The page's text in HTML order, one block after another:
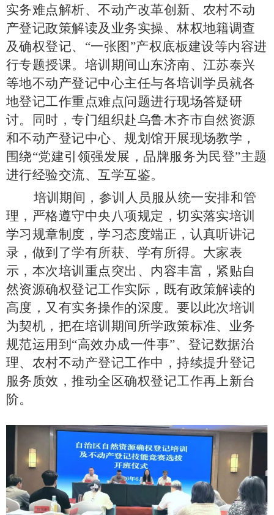
实务难点解析、不动产改革创新、农村不动
产登记政策解读及业务实操、林权地籍调查
及确权登记、 “一张图”产权底板建设等内容进
行专题授课。培训期间山东济南、江苏泰兴
等地不动产登记中心主任与各培训学员就各
地登记工作重点难点问题进行现场答疑研
讨。同时，专门组织赴乌鲁木齐市自然资源
和不动产登记中心、规划馆开展现场教学，
围绕“党建引领强发展，品牌服务为民登”主题
进行经验交流、互学互鉴。
培训期间，参训人员服从统一安排和管
理，严格遵守中央八项规定，切实落实培训
学习规章制度，学习态度端正，认真听讲记
录，做到了学有所获、学有所得。大家表
示，本次培训重点突出、内容丰富，紧贴自
然资源确权登记工作实际，既有政策解读的
高度，又有实务操作的深度。要以此次培训
为契机，把在培训期间所学政策标准、业务
规范运用到 “高效办成一件事”、登记数据治
理、农村不动产登记工作中，持续提升登记
服务质效，推动全区确权登记工作再上新台
阶。